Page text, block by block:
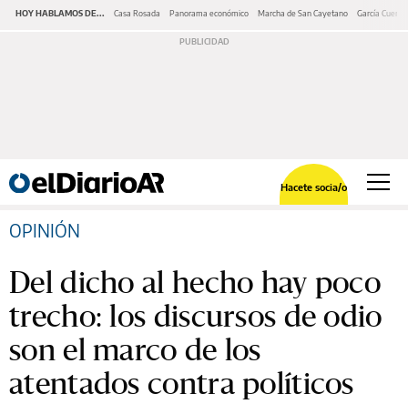
HOY HABLAMOS DE... Casa Rosada Panorama económico Marcha de San Cayetano García Cuerva
Hacete socia/o
OPINIÓN
Del dicho al hecho hay poco
trecho: los discursos de odio
son el marco de los
atentados contra políticos